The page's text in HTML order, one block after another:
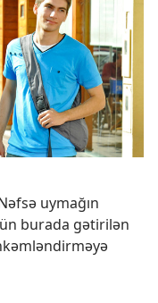
uymağın
burada gətirilən